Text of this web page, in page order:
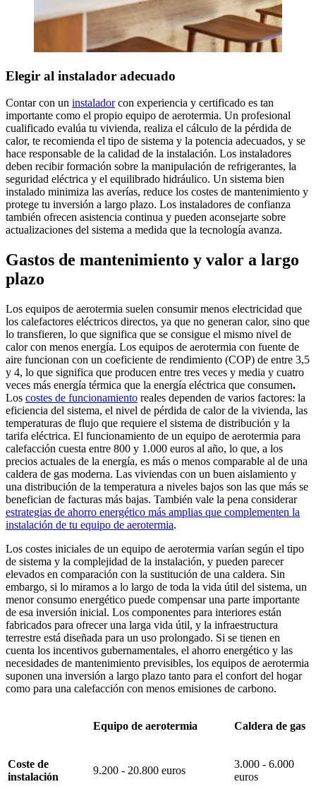
Elegir al instalador adecuado
Contar con un instaladorcon experiencia y certificado es tan
importante como el propio equipo de aerotermia. Un profesional
cualificado evalúa tu vivienda, realiza el cálculo de la pérdida de
calor, te recomienda el tipo de sistema y la potencia adecuados, y se
hace responsable de la calidad de la instalación. Los instaladores
deben recibir formación sobre la manipulación de refrigerantes, la
seguridad eléctrica y el equilibrado hidráulico. Un sistema bien
instalado minimiza las averías, reduce los costes de mantenimiento y
protege tu inversión a largo plazo. Los instaladores de confianza
también ofrecen asistencia continua y pueden aconsejarte sobre
actualizaciones del sistema a medida que la tecnología avanza.
Gastos de mantenimiento y valor a largo
plazo
Los equipos de aerotermia suelen consumir menos electricidad que
los calefactores eléctricos directos, ya que no generan calor, sino que
lo transfieren, lo que significa que se consigue el mismo nivel de
calor con menos energía. Los equipos de aerotermia con fuente de
aire funcionan con un coeficiente de rendimiento (COP) de entre 3,5
y 4, lo que significa que producen entre tres veces y media y cuatro
veces más energía térmica que la energía eléctrica que consumen.
Los costes de funcionamiento reales dependen de varios factores: la
eficiencia del sistema, el nivel de pérdida de calor de la vivienda, las
temperaturas de flujo que requiere el sistema de distribución y la
tarifa eléctrica. El funcionamiento de un equipo de aerotermia para
calefacción cuesta entre 800 y 1.000 euros al año, lo que, a los
precios actuales de la energía, es más o menos comparable al de una
caldera de gas moderna. Las viviendas con un buen aislamiento y
una distribución de la temperatura a niveles bajos son las que más se
benefician de facturas más bajas. También vale la pena considerar
estrategias de ahorro energético más amplias que complementen la
instalación de tu equipo de aerotermia.
Los costes iniciales de un equipo de aerotermia varían según el tipo
de sistema y la complejidad de la instalación, y pueden parecer
elevados en comparación con la sustitución de una caldera. Sin
embargo, si lo miramos a lo largo de toda la vida útil del sistema, un
menor consumo energético puede compensar una parte importante
de esa inversión inicial. Los componentes para interiores están
fabricados para ofrecer una larga vida útil, y la infraestructura
terrestre está diseñada para un uso prolongado. Si se tienen en
cuenta los incentivos gubernamentales, el ahorro energético y las
necesidades de mantenimiento previsibles, los equipos de aerotermia
suponen una inversión a largo plazo tanto para el confort del hogar
como para una calefacción con menos emisiones de carbono.
Equipo de aerotermia Caldera de gas
Coste de
instalación
9.200 - 20.800 euros
3.000 - 6.000
euros